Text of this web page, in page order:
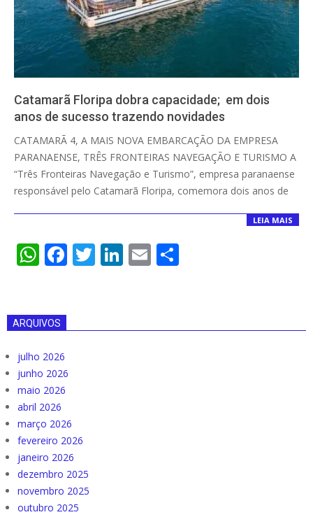
Catamarã Floripa dobra capacidade; em dois
anos de sucesso trazendo novidades
CATAMARÃ 4, A MAIS NOVA EMBARCAÇÃO DA EMPRESA
PARANAENSE, TRÊS FRONTEIRAS NAVEGAÇÃO E TURISMO A
“Três Fronteiras Navegação e Turismo”, empresa paranaense
responsável pelo Catamarã Floripa, comemora dois anos de
LEIA MAIS
WhatsApp
Facebook
Twitter
LinkedIn
Email
ARQUIVOS
julho 2026
junho 2026
maio 2026
abril 2026
março 2026
fevereiro 2026
janeiro 2026
dezembro 2025
novembro 2025
outubro 2025